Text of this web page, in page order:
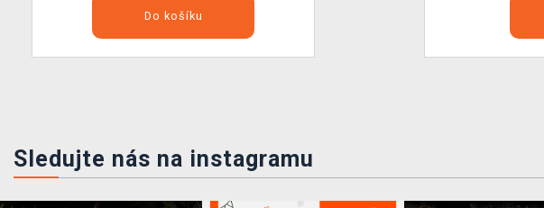
Do košíku
Sledujte nás na instagramu